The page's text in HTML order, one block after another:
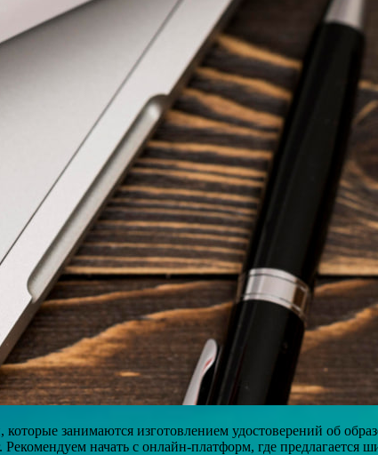
занимаются изготовлением удостоверений об
начать с онлайн-платформ, где предлагается